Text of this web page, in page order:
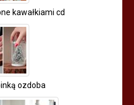
kawałkiami cd
ozdoba